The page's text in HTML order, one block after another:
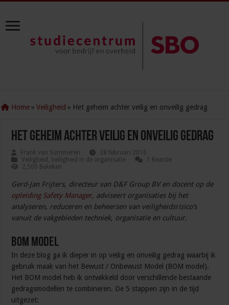
Home » Veiligheid » Het geheim achter veilig en onveilig gedrag
Het geheim achter veilig en onveilig gedrag
Frank van Summeren
28 februari 2016
Veiligheid ,Veiligheid in de organisatie
1 Reactie
2,500 Bekeken
Gerd-Jan Frijters, directeur van D&F Group BV en docent op de
opleiding Safety Manager, adviseert organisaties bij het
analyseren, reduceren en beheersen van veiligheidsrisico’s
vanuit de vakgebieden techniek, organisatie en cultuur.
BOM model
In deze blog ga ik dieper in op veilig en onveilig gedrag waarbij ik
gebruik maak van het Bewust / Onbewust Model (BOM model).
Het BOM model heb ik ontwikkeld door verschillende bestaande
gedragsmodellen te combineren. De 5 stappen zijn in de tijd
uitgezet: